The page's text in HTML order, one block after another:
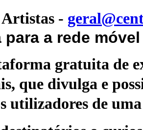
-
para a rede
gratuita de
que divulga e
utilizadores de